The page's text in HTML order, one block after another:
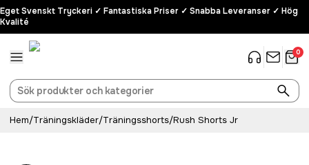
Eget Svenskt Tryckeri ✓ Fantastiska Priser ✓ Snabba Leveranser ✓ Hög
Kvalité
0
Hem/Träningskläder/Träningsshorts/Rush Shorts Jr